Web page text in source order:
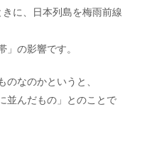
に、日本列島を梅雨前線
の影響です。
のなのかというと、
並んだもの」とのことで